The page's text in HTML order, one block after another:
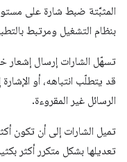
المثبَّتة ضبط شارة على
بنظام التشغيل ومرتبط
تسهّل الشارات إرسال إشعار
قد يتطلّب انتباهه، أو
الرسائل غير المقروءة.
تميل الشارات إلى أن تكون
تعديلها بشكل متكرر أكثر